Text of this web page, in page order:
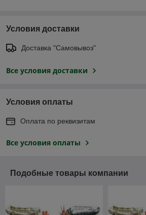
Условия доставки
Доставка "Самовывоз"
Все условия доставки
Условия оплаты
Оплата по реквизитам
Все условия оплаты
Подобные товары компании